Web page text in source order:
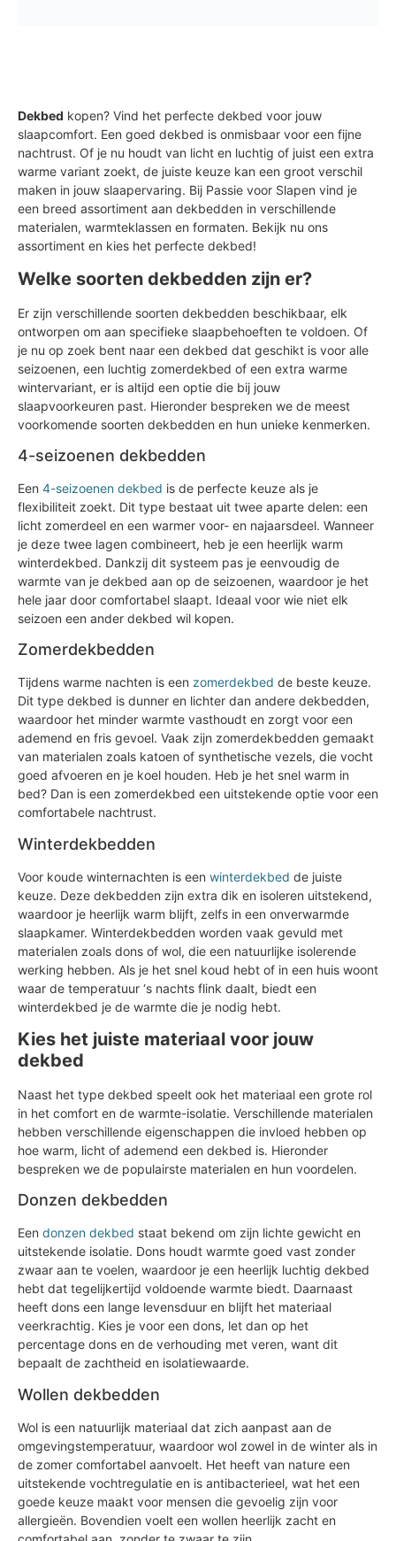
Dekbed kopen? Vind het perfecte dekbed voor jouw
slaapcomfort. Een goed dekbed is onmisbaar voor een fijne
nachtrust. Of je nu houdt van licht en luchtig of juist een extra
warme variant zoekt, de juiste keuze kan een groot verschil
maken in jouw slaapervaring. Bij Passie voor Slapen vind je
een breed assortiment aan dekbedden in verschillende
materialen, warmteklassen en formaten. Bekijk nu ons
assortiment en kies het perfecte dekbed!
Welke soorten dekbedden zijn er?
Er zijn verschillende soorten dekbedden beschikbaar, elk
ontworpen om aan specifieke slaapbehoeften te voldoen. Of
je nu op zoek bent naar een dekbed dat geschikt is voor alle
seizoenen, een luchtig zomerdekbed of een extra warme
wintervariant, er is altijd een optie die bij jouw
slaapvoorkeuren past. Hieronder bespreken we de meest
voorkomende soorten dekbedden en hun unieke kenmerken.
4-seizoenen dekbedden
Een 4-seizoenen dekbed is de perfecte keuze als je
flexibiliteit zoekt. Dit type bestaat uit twee aparte delen: een
licht zomerdeel en een warmer voor- en najaarsdeel. Wanneer
je deze twee lagen combineert, heb je een heerlijk warm
winterdekbed. Dankzij dit systeem pas je eenvoudig de
warmte van je dekbed aan op de seizoenen, waardoor je het
hele jaar door comfortabel slaapt. Ideaal voor wie niet elk
seizoen een ander dekbed wil kopen.
Zomerdekbedden
Tijdens warme nachten is een zomerdekbed de beste keuze.
Dit type dekbed is dunner en lichter dan andere dekbedden,
waardoor het minder warmte vasthoudt en zorgt voor een
ademend en fris gevoel. Vaak zijn zomerdekbedden gemaakt
van materialen zoals katoen of synthetische vezels, die vocht
goed afvoeren en je koel houden. Heb je het snel warm in
bed? Dan is een zomerdekbed een uitstekende optie voor een
comfortabele nachtrust.
Winterdekbedden
Voor koude winternachten is een winterdekbed de juiste
keuze. Deze dekbedden zijn extra dik en isoleren uitstekend,
waardoor je heerlijk warm blijft, zelfs in een onverwarmde
slaapkamer. Winterdekbedden worden vaak gevuld met
materialen zoals dons of wol, die een natuurlijke isolerende
werking hebben. Als je het snel koud hebt of in een huis woont
waar de temperatuur ‘s nachts flink daalt, biedt een
winterdekbed je de warmte die je nodig hebt.
Kies het juiste materiaal voor jouw
dekbed
Naast het type dekbed speelt ook het materiaal een grote rol
in het comfort en de warmte-isolatie. Verschillende materialen
hebben verschillende eigenschappen die invloed hebben op
hoe warm, licht of ademend een dekbed is. Hieronder
bespreken we de populairste materialen en hun voordelen.
Donzen dekbedden
Een donzen dekbed staat bekend om zijn lichte gewicht en
uitstekende isolatie. Dons houdt warmte goed vast zonder
zwaar aan te voelen, waardoor je een heerlijk luchtig dekbed
hebt dat tegelijkertijd voldoende warmte biedt. Daarnaast
heeft dons een lange levensduur en blijft het materiaal
veerkrachtig. Kies je voor een dons, let dan op het
percentage dons en de verhouding met veren, want dit
bepaalt de zachtheid en isolatiewaarde.
Wollen dekbedden
Wol is een natuurlijk materiaal dat zich aanpast aan de
omgevingstemperatuur, waardoor wol zowel in de winter als in
de zomer comfortabel aanvoelt. Het heeft van nature een
uitstekende vochtregulatie en is antibacterieel, wat het een
goede keuze maakt voor mensen die gevoelig zijn voor
allergieën. Bovendien voelt een wollen heerlijk zacht en